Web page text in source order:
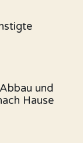
und
Hause